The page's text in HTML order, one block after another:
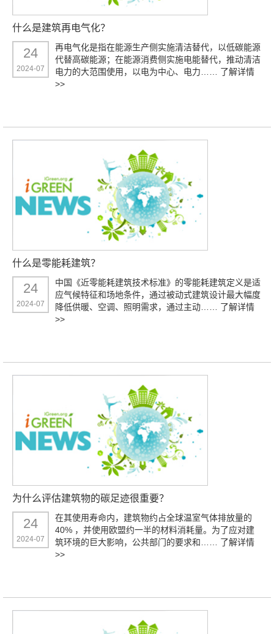
什么是建筑再电气化？
24
2024-07
再电气化是指在能源生产侧实施清洁替代，以低碳能源
代替高碳能源；在能源消费侧实施电能替代，推动清洁
电力的大范围使用，以电为中心、电力…… 了解详情
>>
什么是零能耗建筑？
24
2024-07
中国《近零能耗建筑技术标准》的零能耗建筑定义是适
应气候特征和场地条件，通过被动式建筑设计最大幅度
降低供暖、空调、照明需求，通过主动…… 了解详情
>>
为什么评估建筑物的碳足迹很重要？
24
2024-07
在其使用寿命内，建筑物约占全球温室气体排放量的
40% ，并使用欧盟约一半的材料消耗量。为了应对建
筑环境的巨大影响，公共部门的要求和…… 了解详情
>>